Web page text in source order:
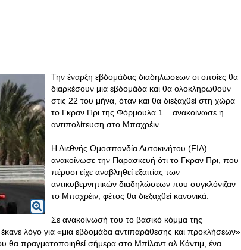
Την έναρξη εβδομάδας διαδηλώσεων οι οποίες θα
διαρκέσουν μια εβδομάδα και θα ολοκληρωθούν
στις 22 του μήνα, όταν και θα διεξαχθεί στη χώρα
το Γκραν Πρι της Φόρμουλα 1... ανακοίνωσε η
αντιπολίτευση στο Μπαχρέιν.
Η Διεθνής Ομοσπονδία Αυτοκινήτου (FIA)
ανακοίνωσε την Παρασκευή ότι το Γκραν Πρι, που
πέρυσι είχε αναβληθεί εξαιτίας των
αντικυβερνητικών διαδηλώσεων που συγκλόνιζαν
το Μπαχρέιν, φέτος θα διεξαχθεί κανονικά.
Σε ανακοίνωσή του το βασικό κόμμα της
έκανε λόγο για «μια εβδομάδα αντιπαράθεσης και προκλήσεων»
θα πραγματοποιηθεί σήμερα στο Μπίλαντ αλ Κάντιμ, ένα